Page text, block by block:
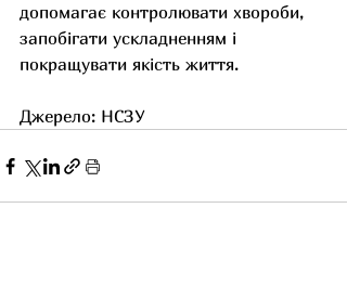
допомагає контролювати хвороби,
запобігати ускладненням і
покращувати якість життя.
Джерело: НСЗУ